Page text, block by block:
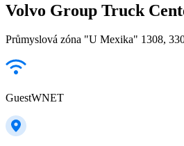
Volvo Group Truck
Průmyslová zóna "U Mexika" 1308,
GuestWNET